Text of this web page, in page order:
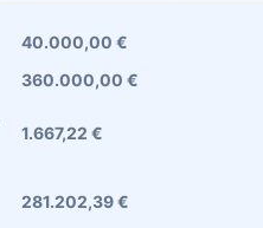
40.000,00 €
360.000,00 €
1.667,22 €
281.202,39 €